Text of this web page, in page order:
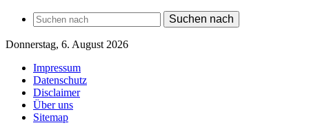
Suchen nach
Donnerstag, 6. August 2026
Impressum
Datenschutz
Disclaimer
Über uns
Sitemap